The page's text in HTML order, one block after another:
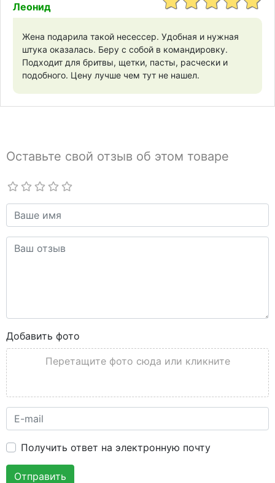
Леонид
Жена подарила такой несессер. Удобная и нужная
штука оказалась. Беру с собой в командировку.
Подходит для бритвы, щетки, пасты, расчески и
подобного. Цену лучше чем тут не нашел.
Оставьте свой отзыв об этом товаре
Добавить фото
Перетащите фото сюда или кликните
Получить ответ на электронную почту
Отправить